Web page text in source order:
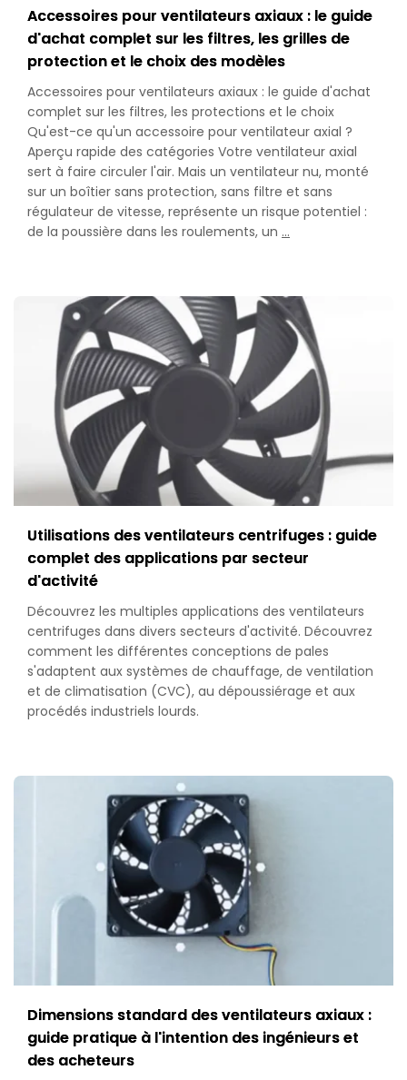
Accessoires pour ventilateurs axiaux : le guide
d'achat complet sur les filtres, les grilles de
protection et le choix des modèles
Accessoires pour ventilateurs axiaux : le guide d'achat
complet sur les filtres, les protections et le choix
Qu'est-ce qu'un accessoire pour ventilateur axial ?
Aperçu rapide des catégories Votre ventilateur axial
sert à faire circuler l'air. Mais un ventilateur nu, monté
sur un boîtier sans protection, sans filtre et sans
régulateur de vitesse, représente un risque potentiel :
de la poussière dans les roulements, un …
Complete
Buyer’s
Guide
Filters,
Guards
&
Selection
Utilisations des ventilateurs centrifuges : guide
complet des applications par secteur
d'activité
Découvrez les multiples applications des ventilateurs
centrifuges dans divers secteurs d'activité. Découvrez
comment les différentes conceptions de pales
s'adaptent aux systèmes de chauffage, de ventilation
et de climatisation (CVC), au dépoussiérage et aux
procédés industriels lourds.
Dimensions standard des ventilateurs axiaux :
guide pratique à l'intention des ingénieurs et
des acheteurs